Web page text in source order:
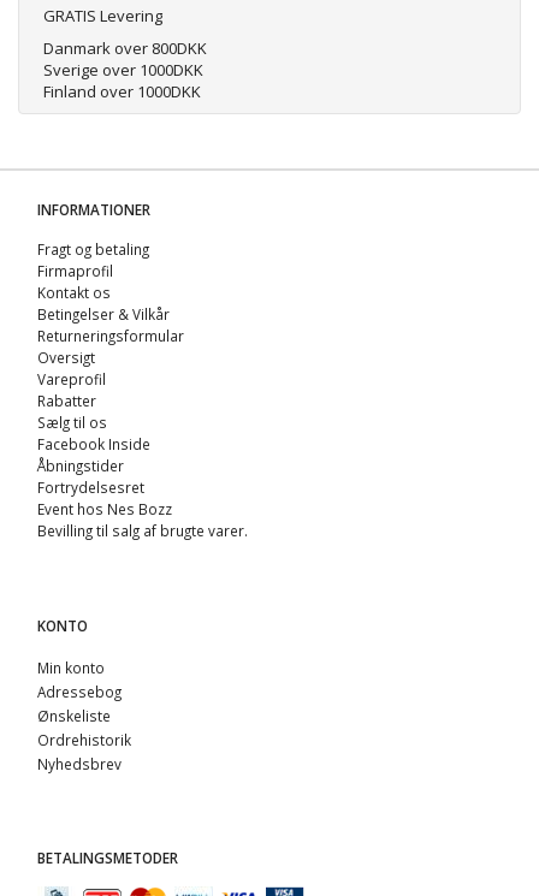
GRATIS Levering
Danmark over 800DKK
Sverige over 1000DKK
Finland over 1000DKK
INFORMATIONER
Fragt og betaling
Firmaprofil
Kontakt os
Betingelser & Vilkår
Returneringsformular
Oversigt
Vareprofil
Rabatter
Sælg til os
Facebook Inside
Åbningstider
Fortrydelsesret
Event hos Nes Bozz
Bevilling til salg af brugte varer.
KONTO
Min konto
Adressebog
Ønskeliste
Ordrehistorik
Nyhedsbrev
BETALINGSMETODER